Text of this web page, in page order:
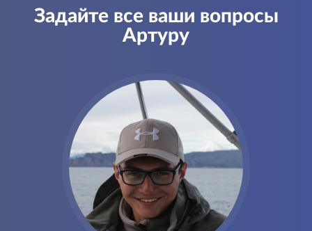
Задайте все ваши вопросы
Артуру